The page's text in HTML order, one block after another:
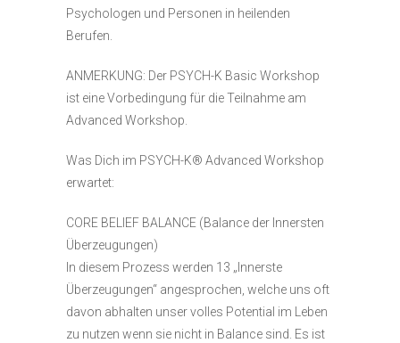
Psychologen und Personen in heilenden
Berufen.
ANMERKUNG: Der PSYCH-K Basic Workshop
ist eine Vorbedingung für die Teilnahme am
Advanced Workshop.
Was Dich im PSYCH-K® Advanced Workshop
erwartet:
CORE BELIEF BALANCE (Balance der Innersten
Überzeugungen)
In diesem Prozess werden 13 „Innerste
Überzeugungen“ angesprochen, welche uns oft
davon abhalten unser volles Potential im Leben
zu nutzen wenn sie nicht in Balance sind. Es ist